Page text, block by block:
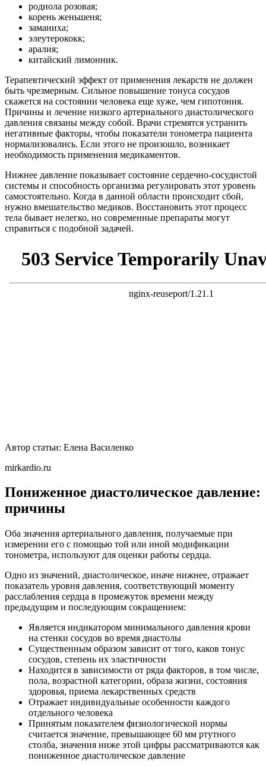
родиола розовая;
корень женьшеня;
заманиха;
элеутерококк;
аралия;
китайский лимонник.
Терапевтический эффект от применения лекарств не должен
быть чрезмерным. Сильное повышение тонуса сосудов
скажется на состоянии человека еще хуже, чем гипотония.
Причины и лечение низкого артериального диастолического
давления связаны между собой. Врачи стремятся устранить
негативные факторы, чтобы показатели тонометра пациента
нормализовались. Если этого не произошло, возникает
необходимость применения медикаментов.
Нижнее давление показывает состояние сердечно-сосудистой
системы и способность организма регулировать этот уровень
самостоятельно. Когда в данной области происходит сбой,
нужно вмешательство медиков. Восстановить этот процесс
тела бывает нелегко, но современные препараты могут
справиться с подобной задачей.
Автор статьи: Елена Василенко
mirkardio.ru
Пониженное диастолическое давление:
причины
Оба значения артериального давления, получаемые при
измерении его с помощью той или иной модификации
тонометра, используют для оценки работы сердца.
Одно из значений, диастолическое, иначе нижнее, отражает
показатель уровня давления, соответствующий моменту
расслабления сердца в промежуток времени между
предыдущим и последующим сокращением:
Является индикатором минимального давления крови
на стенки сосудов во время диастолы
Существенным образом зависит от того, каков тонус
сосудов, степень их эластичности
Находится в зависимости от ряда факторов, в том числе,
пола, возрастной категории, образа жизни, состояния
здоровья, приема лекарственных средств
Отражает индивидуальные особенности каждого
отдельного человека
Принятым показателем физиологической нормы
считается значение, превышающее 60 мм ртутного
столба, значения ниже этой цифры рассматриваются как
пониженное диастолическое давление